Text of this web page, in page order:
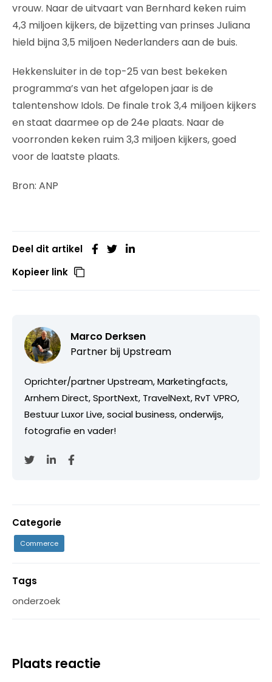
vrouw. Naar de uitvaart van Bernhard keken ruim
4,3 miljoen kijkers, de bijzetting van prinses Juliana
hield bijna 3,5 miljoen Nederlanders aan de buis.
Hekkensluiter in de top-25 van best bekeken
programma’s van het afgelopen jaar is de
talentenshow Idols. De finale trok 3,4 miljoen kijkers
en staat daarmee op de 24e plaats. Naar de
voorronden keken ruim 3,3 miljoen kijkers, goed
voor de laatste plaats.
Bron: ANP
Deel dit artikel
Kopieer link
Marco Derksen
Partner bij Upstream
Oprichter/partner Upstream, Marketingfacts,
Arnhem Direct, SportNext, TravelNext, RvT VPRO,
Bestuur Luxor Live, social business, onderwijs,
fotografie en vader!
Categorie
Commerce
Tags
onderzoek
Plaats reactie